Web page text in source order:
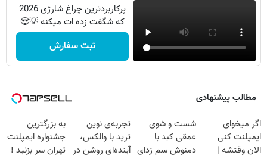
پرکاربردترین چراغ شارژی 2026
که شگفت زده ات میکنه 💡😍
ثبت سفارش
مطالب پیشنهادی
اگر میخوای
ایمپلنت کنی
الان وقتشه |
شست و شوی
عمقی کبد با
دمنوش سم زدای
تجربه‌ی نوین
ترید با والکس،
آینده‌ای روشن در
به بزرگترین
جشنواره ایمپلنت
تهران سر بزنید !